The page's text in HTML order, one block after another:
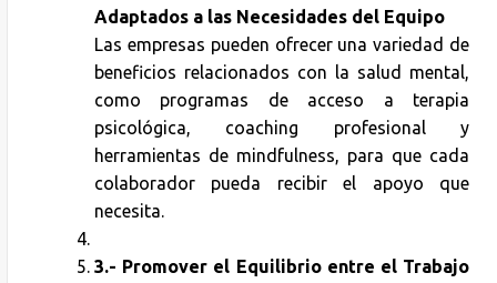
Adaptados a las Necesidades del Equipo
Las empresas pueden ofrecer una variedad de
beneficios relacionados con la salud mental,
como programas de acceso a terapia
psicológica, coaching profesional y
herramientas de mindfulness, para que cada
colaborador pueda recibir el apoyo que
necesita.
3.- Promover el Equilibrio entre el Trabajo